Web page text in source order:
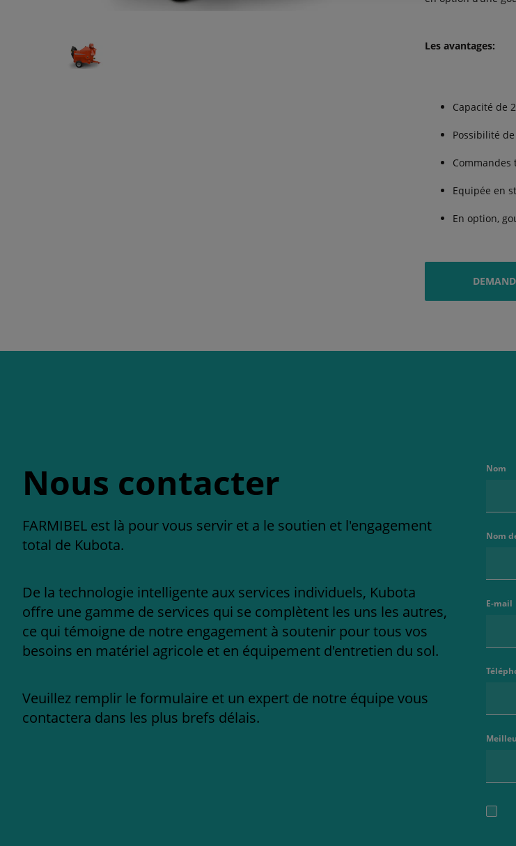
Les avantages:
Capacité de
Possibilité
Equipée en
En option,
Nous contacter
FARMIBEL est là pour vous servir et a le soutien et l'engagement
total de Kubota.
De la technologie intelligente aux services individuels, Kubota
offre une gamme de services qui se complètent les uns les autres,
ce qui témoigne de notre engagement à soutenir pour tous vos
besoins en matériel agricole et en équipement d'entretien du sol.
Veuillez remplir le formulaire et un expert de notre équipe vous
contactera dans les plus brefs délais.
Nom
Nom
E-mail